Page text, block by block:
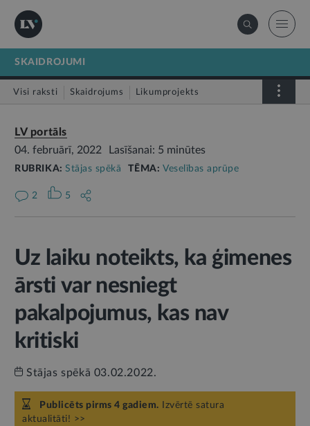
SKAIDROJUMI
Visi raksti Skaidrojums Likumprojekts
LV portāls
04. februārī, 2022
Lasīšanai: 5 minūtes
RUBRIKA:Stājas spēkā TĒMA:Veselības aprūpe
2 5
Uz laiku noteikts, ka ģimenes
ārsti var nesniegt
pakalpojumus, kas nav
kritiski
Stājas spēkā 03.02.2022.
Publicēts pirms 4 gadiem. Izvērtē satura
aktualitāti! >>